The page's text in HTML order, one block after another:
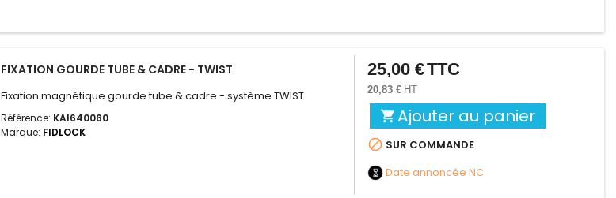
FIXATION GOURDE TUBE & CADRE - TWIST
Fixation magnétique gourde tube & cadre - système TWIST
Référence: KAI640060
Marque: FIDLOCK
Prix
25,00 €TTC
20,83 € HT
 Ajouter au panier
 SUR COMMANDE
Date annoncée NC